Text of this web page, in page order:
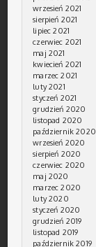
wrzesień 2021
sierpień 2021
lipiec 2021
czerwiec 2021
maj 2021
kwiecień 2021
marzec 2021
luty 2021
styczeń 2021
grudzień 2020
listopad 2020
październik 2020
wrzesień 2020
sierpień 2020
czerwiec 2020
maj 2020
marzec 2020
luty 2020
styczeń 2020
grudzień 2019
listopad 2019
październik 2019